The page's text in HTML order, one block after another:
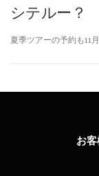
シテルー？
夏季ツアーの予約も11
お